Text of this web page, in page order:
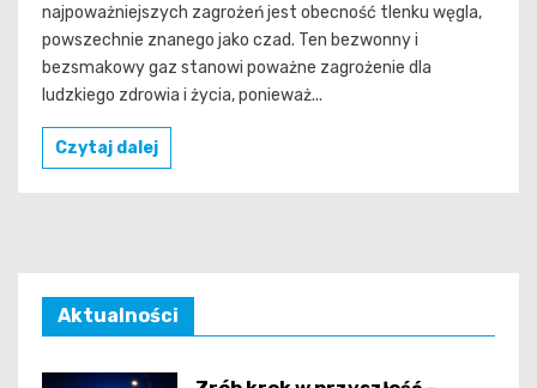
najpoważniejszych zagrożeń jest obecność tlenku węgla,
powszechnie znanego jako czad. Ten bezwonny i
bezsmakowy gaz stanowi poważne zagrożenie dla
ludzkiego zdrowia i życia, ponieważ...
Czytaj dalej
Aktualności